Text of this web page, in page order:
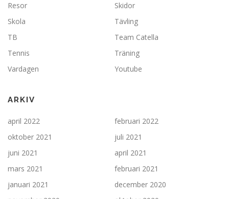
Resor
Skidor
Skola
Tävling
TB
Team Catella
Tennis
Träning
Vardagen
Youtube
ARKIV
april 2022
februari 2022
oktober 2021
juli 2021
juni 2021
april 2021
mars 2021
februari 2021
januari 2021
december 2020